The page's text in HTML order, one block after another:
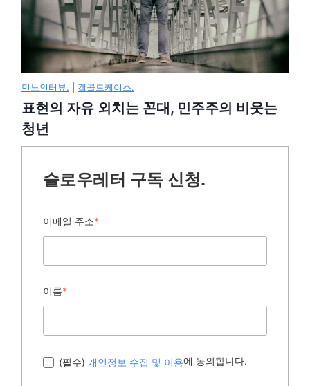
민노인터뷰. 캡콜드케이스.
표현의 자유 외치는 꼰대, 민주주의 비웃는
청년
슬로우레터 구독 신청.
이메일 주소*
이름*
(필수) 개인정보 수집 및 이용에 동의합니다.